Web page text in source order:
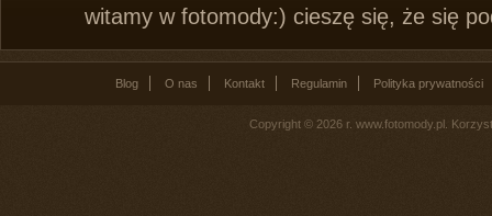
witamy w fotomody:) cieszę się, że się
Blog O nas Kontakt Regulamin Polityka prywatności
Copyright © 2026 r. www.fotomody.pl.